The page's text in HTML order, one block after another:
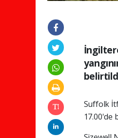
Suffolk
17.00'de